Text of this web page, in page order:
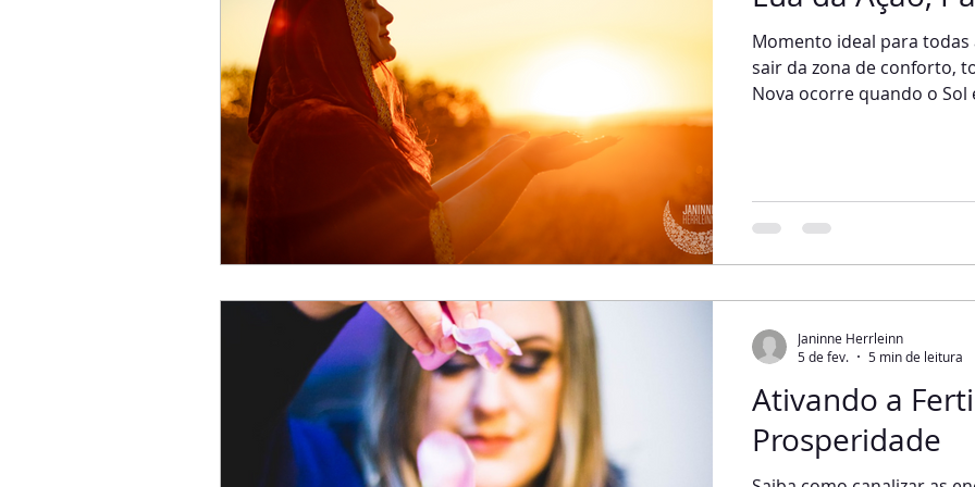
Momento ideal para
sair da zona de conforto,
Nova ocorre quando o
problemas como vícios,
liberar as energias
Ativando a
Prosperidade
Janinne Herrleinn
5 de fev.
5 min de leitura